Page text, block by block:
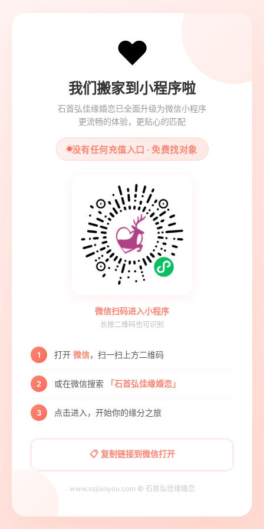
❤️
我们搬家到小程序啦
石首弘佳缘婚恋已全面升级为微信小程序
更流畅的体验，更贴心的匹配
没有任何充值入口 · 免费找对象
微信扫码进入小程序
长按二维码也可识别
1 打开 微信，扫一扫上方二维码
2 或在微信搜索 「石首弘佳缘婚恋」
3 点击进入，开始你的缘分之旅
📋 复制链接到微信打开
www.ssjiaoyou.com © 石首弘佳缘婚恋